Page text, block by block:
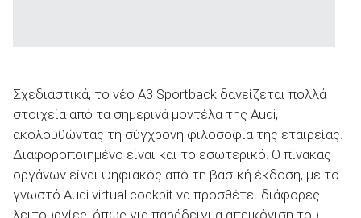
Σχεδιαστικά, το νέο Α3 Sportback δανείζεται πολλά
στοιχεία από τα σημερινά μοντέλα της Audi,
ακολουθώντας τη σύγχρονη φιλοσοφία της εταιρείας.
Διαφοροποιημένο είναι και το εσωτερικό. Ο πίνακας
οργάνων είναι ψηφιακός από τη βασική έκδοση, με το
γνωστό Audi virtual cockpit να προσθέτει διάφορες